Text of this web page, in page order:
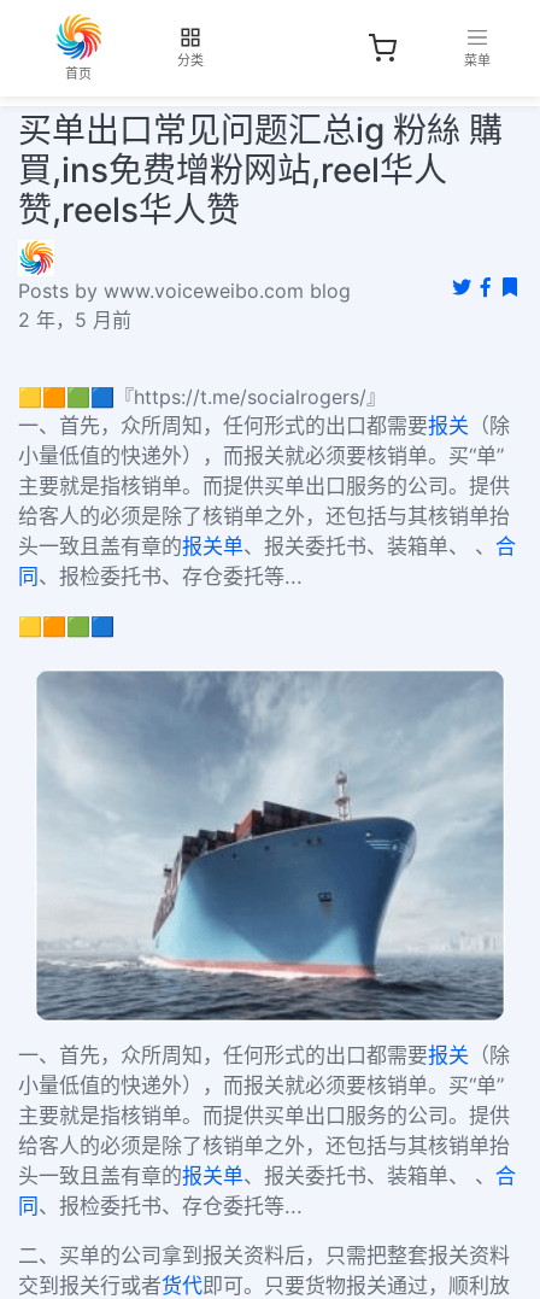
首页
分类 菜单
买单出口常见问题汇总ig 粉絲 購
買,ins免费增粉网站,reel华人
赞,reels华人赞
Posts by www.voiceweibo.com blog
2 年，5 月前
🟨🟧🟩🟦『https://t.me/socialrogers/』
一、首先，众所周知，任何形式的出口都需要报关 （除
小量低值的快递外），而报关就必须要核销单。买“单”
主要就是指核销单。而提供买单出口服务的公司。提供
给客人的必须是除了核销单之外，还包括与其核销单抬
头一致且盖有章的报关单、报关委托书、装箱单、 、 合
同 、报检委托书、存仓委托等...
🟨🟧🟩🟦
一、首先，众所周知，任何形式的出口都需要报关 （除
小量低值的快递外），而报关就必须要核销单。买“单”
主要就是指核销单。而提供买单出口服务的公司。提供
给客人的必须是除了核销单之外，还包括与其核销单抬
头一致且盖有章的报关单、报关委托书、装箱单、 、 合
同、报检委托书、存仓委托等...
二、买单的公司拿到报关资料后，只需把整套报关资料
交到报关行或者货代即可。只要货物报关通过，顺利放